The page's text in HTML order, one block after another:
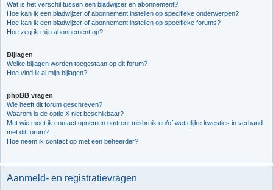
Wat is het verschil tussen een bladwijzer en abonnement?
Hoe kan ik een bladwijzer of abonnement instellen op specifieke onderwerpen?
Hoe kan ik een bladwijzer of abonnement instellen op specifieke forums?
Hoe zeg ik mijn abonnement op?
Bijlagen
Welke bijlagen worden toegestaan op dit forum?
Hoe vind ik al mijn bijlagen?
phpBB vragen
Wie heeft dit forum geschreven?
Waarom is de optie X niet beschikbaar?
Met wie moet ik contact opnemen omtrent misbruik en/of wettelijke kwesties in verband
met dit forum?
Hoe neem ik contact op met een beheerder?
Aanmeld- en registratievragen